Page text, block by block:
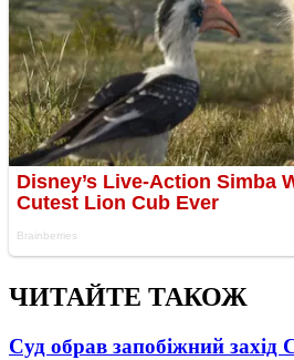
ЧИТАЙТЕ ТАКОЖ
Суд обрав запобіжний захід